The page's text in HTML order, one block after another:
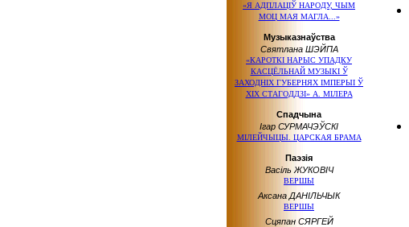
«Я АДПЛАЦІЎ НАРОДУ, ЧЫМ
МОЦ МАЯ МАГЛА...»
Музыказнаўства
Святлана ШЭЙПА
«КАРОТКІ НАРЫС УПАДКУ
КАСЦЁЛЬНАЙ МУЗЫКІ Ў
ЗАХОДНІХ ГУБЕРНЯХ ІМПЕРЫІ Ў
ХІХ СТАГОДДЗІ» А. МІЛЕРА
Спадчына
Ігар СУРМАЧЭЎСКІ
МІЛЕЙЧЫЦЫ. ЦАРСКАЯ БРАМА
Паэзія
Васіль ЖУКОВІЧ
ВЕРШЫ
Аксана ДАНІЛЬЧЫК
ВЕРШЫ
Сцяпан СЯРГЕЙ